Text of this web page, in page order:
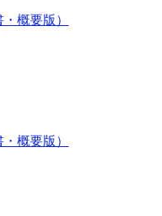
概要版）
概要版）